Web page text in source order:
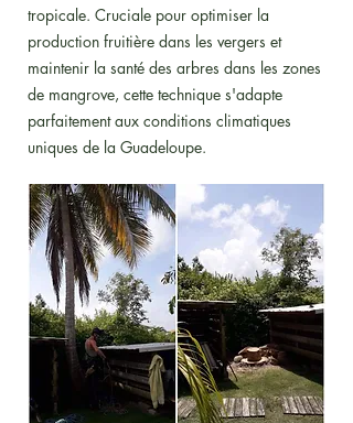
tropicale. Cruciale pour optimiser la
production fruitière dans les vergers et
maintenir la santé des arbres dans les zones
de mangrove, cette technique s'adapte
parfaitement aux conditions climatiques
uniques de la Guadeloupe.